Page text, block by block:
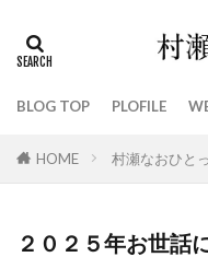
BLOG TOP PLOFILE
HOME 村瀬なおひと
２０２５年お世話